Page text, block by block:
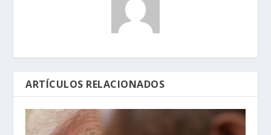
ARTÍCULOS RELACIONADOS